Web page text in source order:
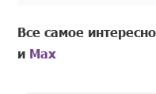
Все самое
и Mах